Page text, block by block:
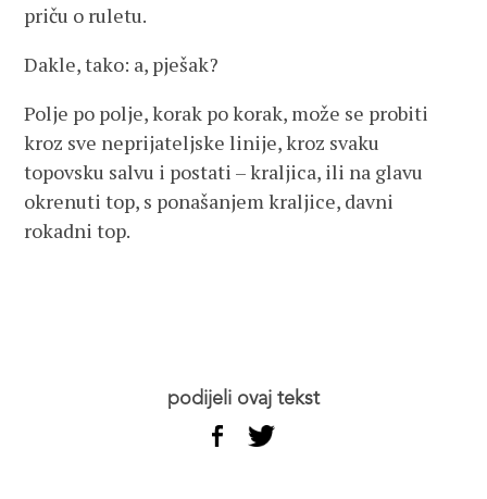
priču o ruletu.
Dakle, tako: a, pješak?
Polje po polje, korak po korak, može se probiti
kroz sve neprijateljske linije, kroz svaku
topovsku salvu i postati – kraljica, ili na glavu
okrenuti top, s ponašanjem kraljice, davni
rokadni top.
podijeli ovaj tekst